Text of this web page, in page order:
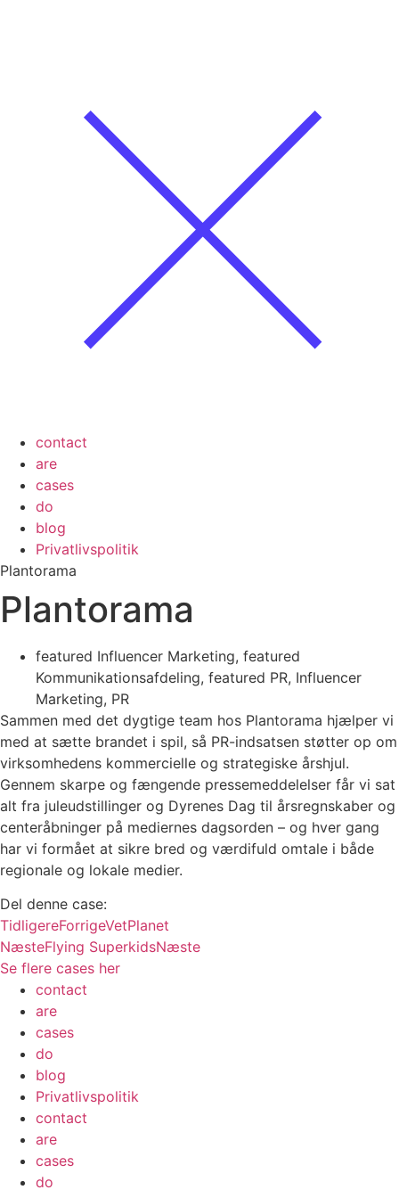
contact
are
cases
do
blog
Privatlivspolitik
Plantorama
Plantorama
featured Influencer Marketing, featured
Kommunikationsafdeling, featured PR, Influencer
Marketing, PR
Sammen med det dygtige team hos Plantorama hjælper vi
med at sætte brandet i spil, så PR-indsatsen støtter op om
virksomhedens kommercielle og strategiske årshjul.
Gennem skarpe og fængende pressemeddelelser får vi sat
alt fra juleudstillinger og Dyrenes Dag til årsregnskaber og
centeråbninger på mediernes dagsorden – og hver gang
har vi formået at sikre bred og værdifuld omtale i både
regionale og lokale medier.
Del denne case:
TidligereForrigeVetPlanet
NæsteFlying SuperkidsNæste
Se flere cases her
contact
are
cases
do
blog
Privatlivspolitik
contact
are
cases
do